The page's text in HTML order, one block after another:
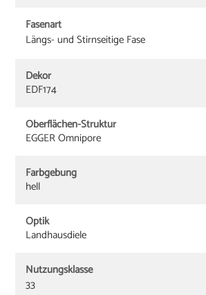
Fasenart
Längs- und Stirnseitige Fase
Dekor
EDF174
Oberflächen-Struktur
EGGER Omnipore
Farbgebung
hell
Optik
Landhausdiele
Nutzungsklasse
33